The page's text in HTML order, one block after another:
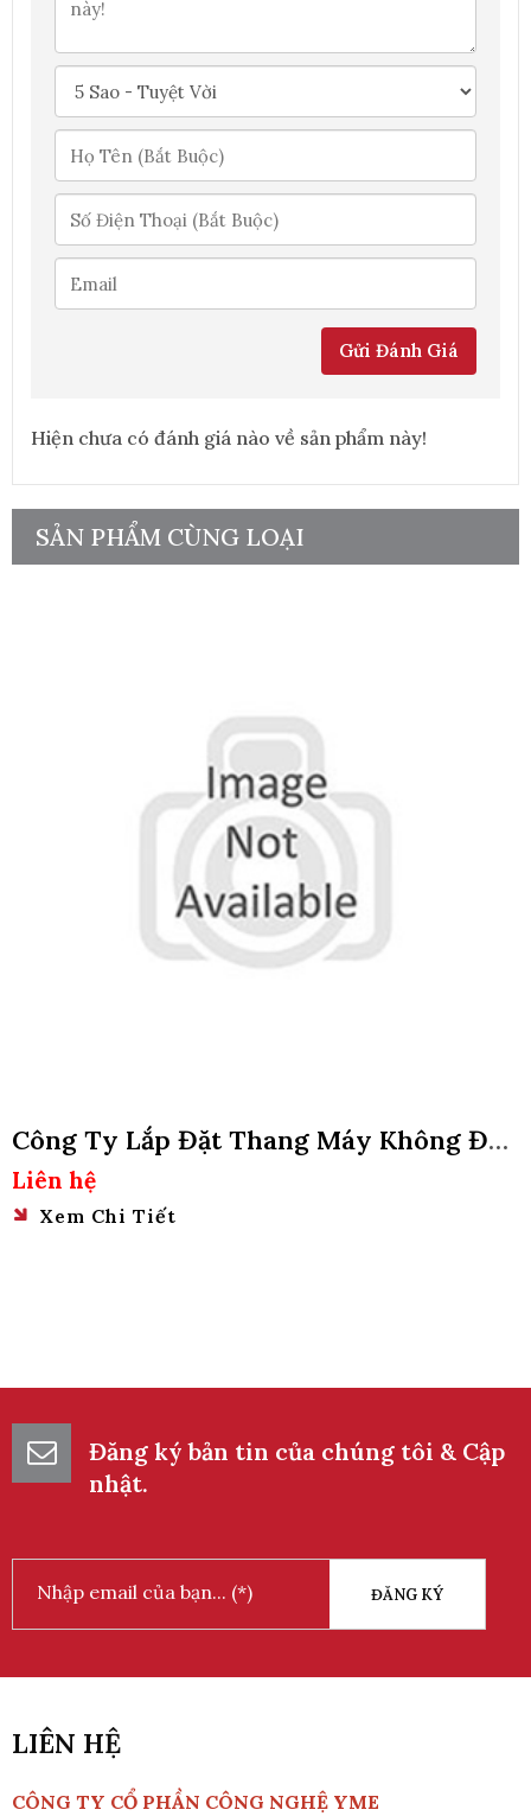
Gửi Đánh Giá
Hiện chưa có đánh giá nào về sản phẩm này!
SẢN PHẨM CÙNG LOẠI
Công Ty Lắp Đặt Thang Máy Không Đào
Hố Pit Tại Quận Bình Tân, Tphcm
Liên hệ
Xem Chi Tiết
Đăng ký bản tin của chúng tôi & Cập
nhật.
ĐĂNG KÝ
LIÊN HỆ
CÔNG TY CỔ PHẦN CÔNG NGHỆ YME